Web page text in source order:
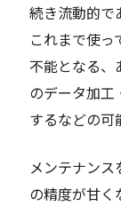
続き流動的で
これまで使
不能となる、
のデータ加工
するなどの可
メンテナン
の精度が甘く